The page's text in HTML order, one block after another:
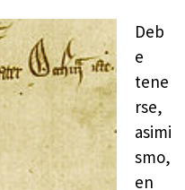
Deb
e
tene
rse,
asimi
smo,
en